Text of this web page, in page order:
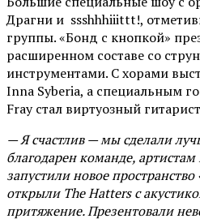
Драгни и ssshhhiiittt!,
группы. «Бонд с кнопкой»
расширенном составе со
инструментами. С хорами
Inna Syberia, а специальным
Fray стал виртуозный
— Я счастлив — мы сделали
благодарен команде,
запустили новое
открыли The Hatters с
притяжение. Презентовали